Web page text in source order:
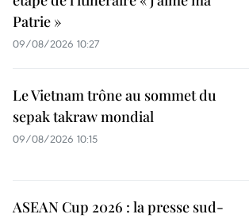
Patrie »
09/08/2026 10:27
Le Vietnam trône au sommet du
sepak takraw mondial
09/08/2026 10:15
ASEAN Cup 2026 : la presse sud-